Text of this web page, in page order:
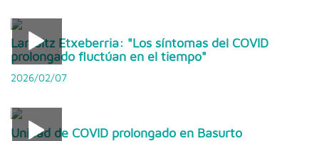
Larraitz Etxeberria: "Los síntomas del COVID
prolongado fluctúan en el tiempo"
2026/02/07
Unidad de COVID prolongado en Basurto